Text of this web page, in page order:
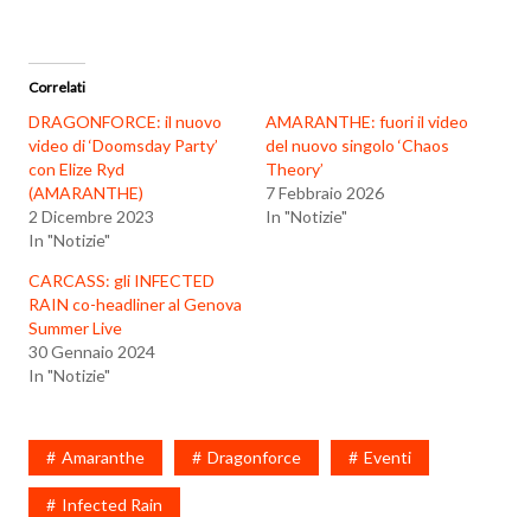
Correlati
DRAGONFORCE: il nuovo
video di ‘Doomsday Party’
con Elize Ryd
(AMARANTHE)
2 Dicembre 2023
In "Notizie"
AMARANTHE: fuori il video
del nuovo singolo ‘Chaos
Theory’
7 Febbraio 2026
In "Notizie"
CARCASS: gli INFECTED
RAIN co-headliner al Genova
Summer Live
30 Gennaio 2024
In "Notizie"
Amaranthe Dragonforce Eventi
Infected Rain